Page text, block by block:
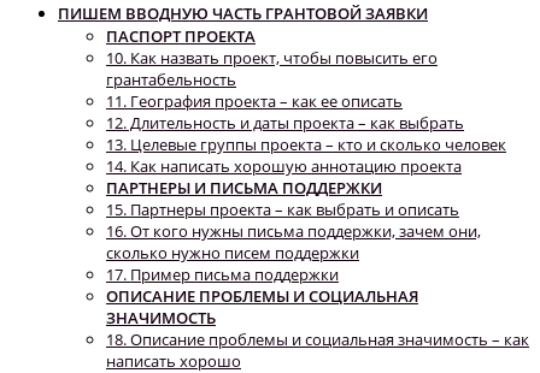
ПИШЕМ ВВОДНУЮ ЧАСТЬ ГРАНТОВОЙ ЗАЯВКИ
ПАСПОРТ ПРОЕКТА
10. Как назвать проект, чтобы повысить его
грантабельность
11. География проекта – как ее описать
12. Длительность и даты проекта – как выбрать
13. Целевые группы проекта – кто и сколько человек
14. Как написать хорошую аннотацию проекта
ПАРТНЕРЫ И ПИСЬМА ПОДДЕРЖКИ
15. Партнеры проекта – как выбрать и описать
16. От кого нужны письма поддержки, зачем они,
сколько нужно писем поддержки
17. Пример письма поддержки
ОПИСАНИЕ ПРОБЛЕМЫ И СОЦИАЛЬНАЯ
ЗНАЧИМОСТЬ
18. Описание проблемы и социальная значимость – как
написать хорошо